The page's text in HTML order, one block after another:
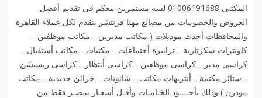
المكتبى 01006191688 لسه مستمرين معكم فى تقديم أفضل
العروض والخصومات من مصانع مهنا فرنتشر بنقدم لكل عملاء القاهرة
والمحافظات أحدث موديلات ( مكاتب مديرين _ مكاتب موظفين _
كاونترات سكرتارية _ ترابيزة أجتماعات _ مكتبات _ مكاتب أستقبال _
كراسى مدير _ كراسى موظفين _ كراسى أنتظار _ كراسى ريسبشن
_ ستائر مكتبية _ أنتريهات مكاتب _ شانونات _ خزائن حديدية _ مكاتب
مودرن ) وذلك بأجــــود الخـامـات وأقـل أسعـار بمصـر فقط من